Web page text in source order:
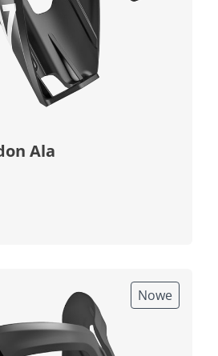
Ala
Nowe